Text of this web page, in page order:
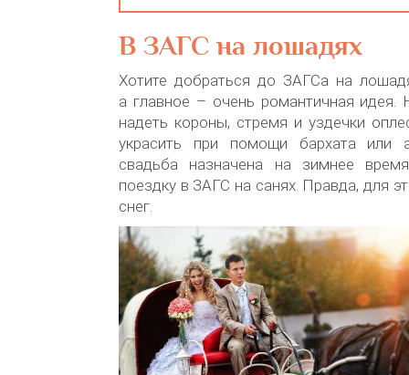
В ЗАГС на лошадях
Хотите добраться до ЗАГСа на
а главное – очень романтичная
надеть короны, стремя и уздечки
украсить при помощи бархата или
свадьба назначена на зимнее
поездку в ЗАГС на санях. Правда, для
снег.